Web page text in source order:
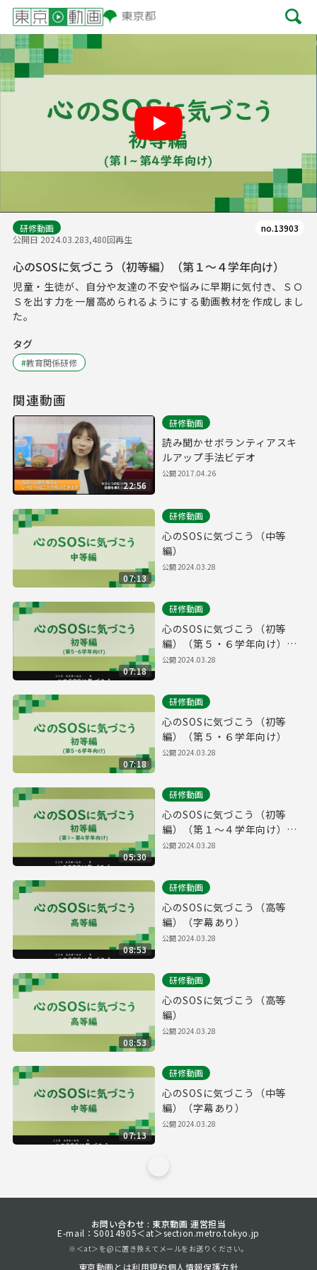
研修動画
公開日 2024.03.283,480回再生
no.13903
心のSOSに気づこう（初等編）（第１～４学年向け）
児童・生徒が、自分や友達の不安や悩みに早期に気付き、ＳＯ
Ｓを出す力を一層高められるようにする動画教材を作成しまし
た。
タグ
#教育関係研修
関連動画
22:56
研修動画
読み聞かせボランティアスキ
ルアップ手法ビデオ
公開2017.04.26
07:13
研修動画
心のSOSに気づこう（中等
編）
公開2024.03.28
07:18
研修動画
心のSOSに気づこう（初等
編）（第５・６学年向け）
（字幕あり）
公開2024.03.28
07:18
研修動画
心のSOSに気づこう（初等
編）（第５・６学年向け）
公開2024.03.28
05:30
研修動画
心のSOSに気づこう（初等
編）（第１～４学年向け）
（字幕あり）
公開2024.03.28
08:53
研修動画
心のSOSに気づこう（高等
編）（字幕あり）
公開2024.03.28
08:53
研修動画
心のSOSに気づこう（高等
編）
公開2024.03.28
07:13
研修動画
心のSOSに気づこう（中等
編）（字幕あり）
公開2024.03.28
お問い合わせ : 東京動画 運営担当
E-mail：S0014905＜at＞section.metro.tokyo.jp
※＜at＞を@に置き換えてメールをお送りください。
東京動画とは利用規約個人情報保護方針